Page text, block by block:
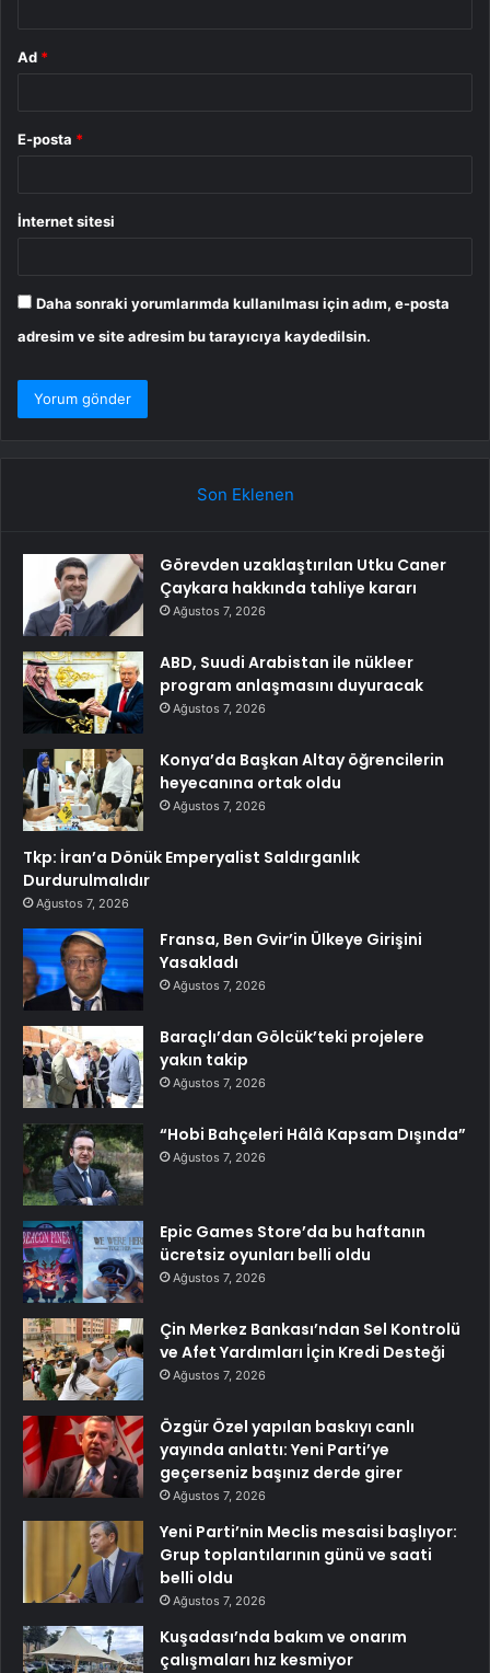
Ad *
E-posta *
İnternet sitesi
Daha sonraki yorumlarımda kullanılması için adım, e-posta
adresim ve site adresim bu tarayıcıya kaydedilsin.
Son Eklenen
Görevden uzaklaştırılan Utku Caner
Çaykara hakkında tahliye kararı
Ağustos 7, 2026
ABD, Suudi Arabistan ile nükleer
program anlaşmasını duyuracak
Ağustos 7, 2026
Konya’da Başkan Altay öğrencilerin
heyecanına ortak oldu
Ağustos 7, 2026
Tkp: İran’a Dönük Emperyalist Saldırganlık
Durdurulmalıdır
Ağustos 7, 2026
Fransa, Ben Gvir’in Ülkeye Girişini
Yasakladı
Ağustos 7, 2026
Baraçlı’dan Gölcük’teki projelere
yakın takip
Ağustos 7, 2026
“Hobi Bahçeleri Hâlâ Kapsam Dışında”
Ağustos 7, 2026
Epic Games Store’da bu haftanın
ücretsiz oyunları belli oldu
Ağustos 7, 2026
Çin Merkez Bankası’ndan Sel Kontrolü
ve Afet Yardımları İçin Kredi Desteği
Ağustos 7, 2026
Özgür Özel yapılan baskıyı canlı
yayında anlattı: Yeni Parti’ye
geçerseniz başınız derde girer
Ağustos 7, 2026
Yeni Parti’nin Meclis mesaisi başlıyor:
Grup toplantılarının günü ve saati
belli oldu
Ağustos 7, 2026
Kuşadası’nda bakım ve onarım
çalışmaları hız kesmiyor